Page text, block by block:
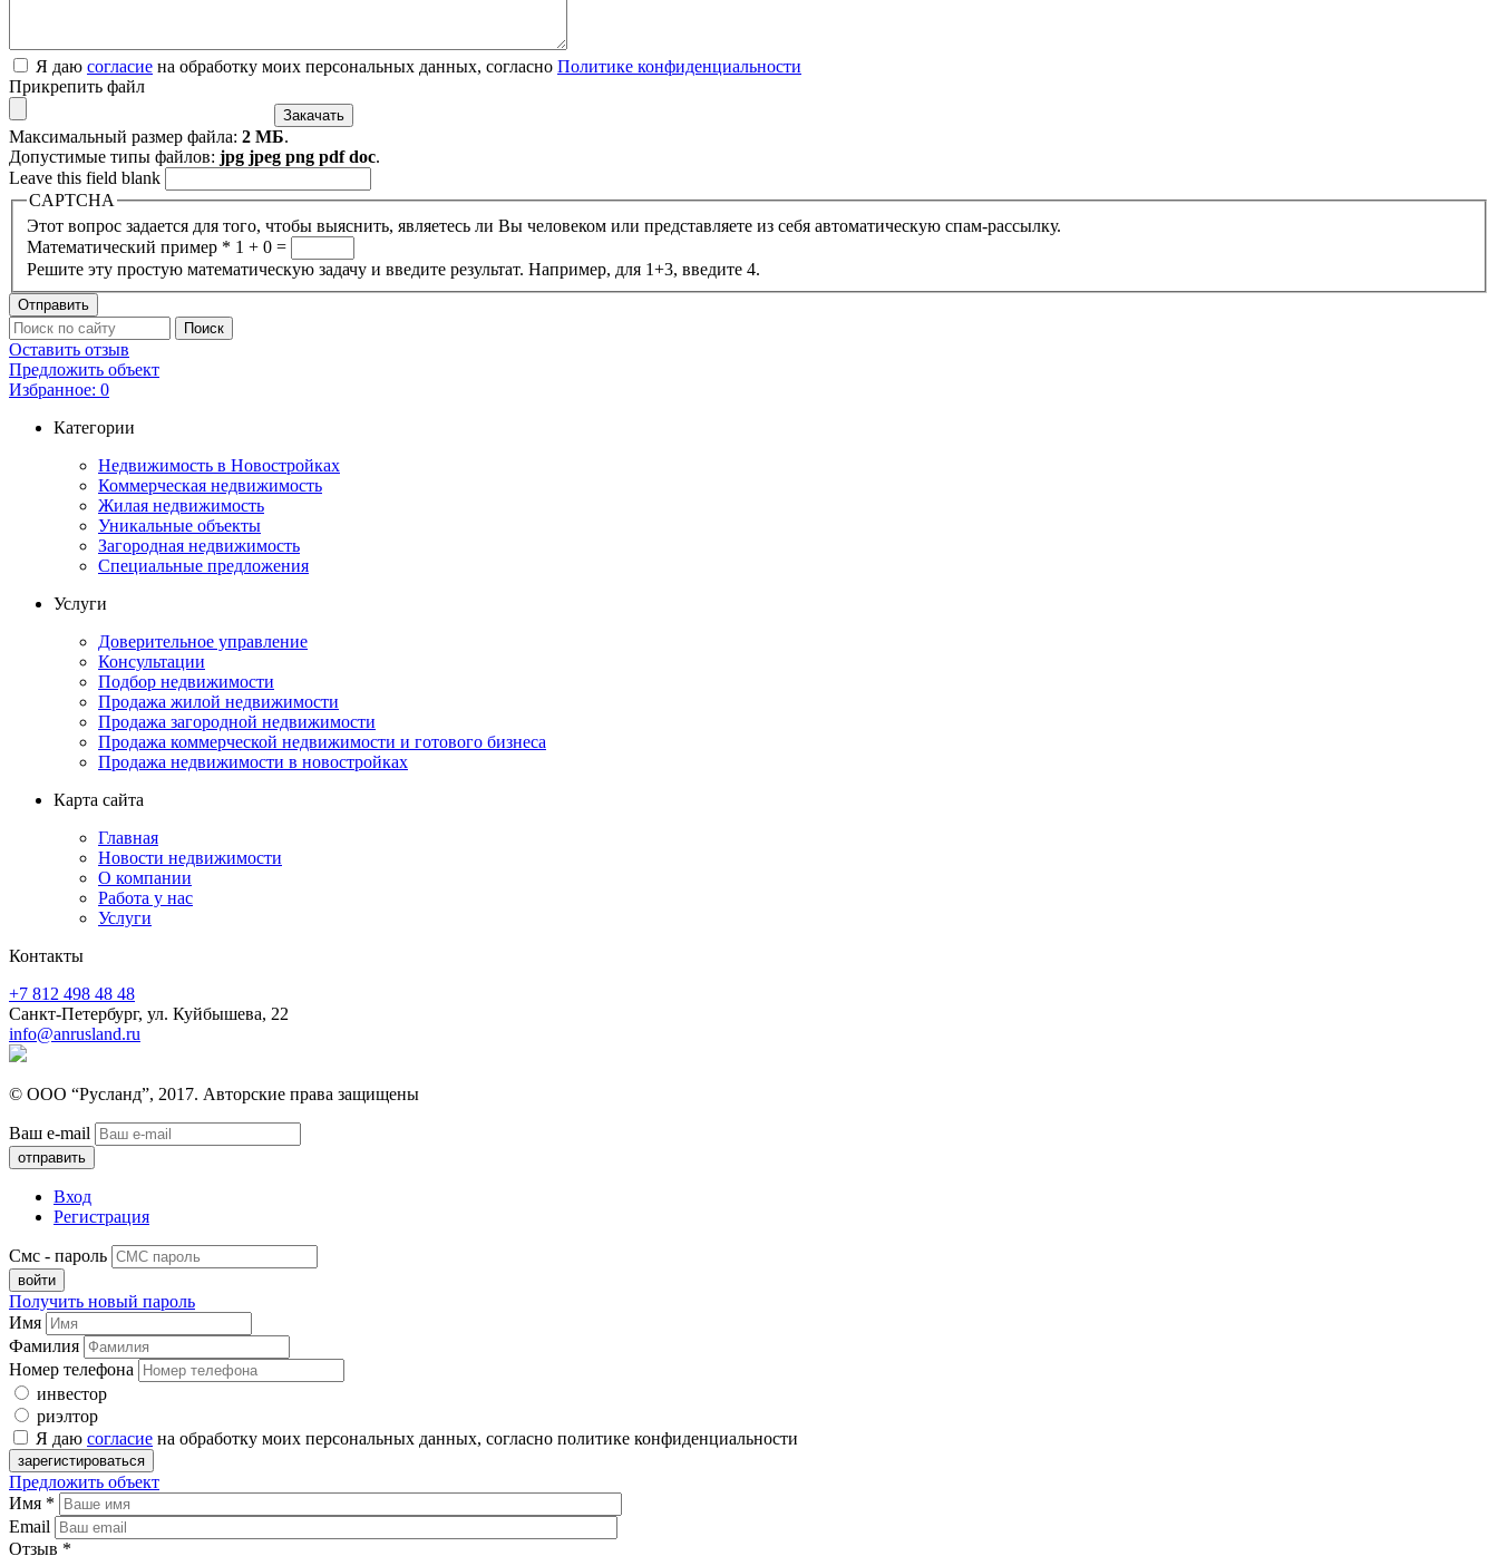
Я даю согласие на обработку моих персональных данных, согласно Политике конфиденциальности
Прикрепить файл
Максимальный размер файла: 2 МБ.
Допустимые типы файлов: jpg jpeg png pdf doc.
Leave this field blank
CAPTCHA
Этот вопрос задается для того, чтобы выяснить, являетесь ли Вы человеком или представляете из себя автоматическую спам-рассылку.
Математический пример * 1 + 0 =
Решите эту простую математическую задачу и введите результат. Например, для 1+3, введите 4.
Оставить отзыв
Предложить объект
Избранное: 0
Категории
Недвижимость в Новостройках
Коммерческая недвижимость
Жилая недвижимость
Уникальные объекты
Загородная недвижимость
Специальные предложения
Услуги
Доверительное управление
Консультации
Подбор недвижимости
Продажа жилой недвижимости
Продажа загородной недвижимости
Продажа коммерческой недвижимости и готового бизнеса
Продажа недвижимости в новостройках
Карта сайта
Главная
Новости недвижимости
О компании
Работа у нас
Услуги
Контакты
+7 812 498 48 48
Санкт-Петербург, ул. Куйбышева, 22
info@anrusland.ru
© ООО “Русланд”, 2017. Авторские права защищены
Ваш e-mail
Вход
Регистрация
Смс - пароль
Получить новый пароль
Имя
Фамилия
Номер телефона
инвестор
риэлтор
Я даю согласие на обработку моих персональных данных, согласно политике конфиденциальности
Предложить объект
Имя *
Email
Отзыв *